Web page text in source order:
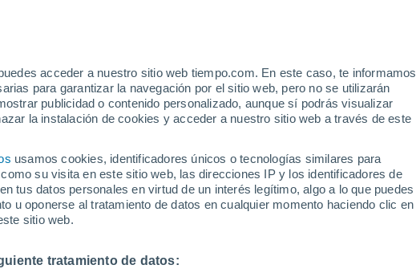
acceder a nuestro sitio web tiempo.com. En este caso, te informamos
para garantizar la navegación por el sitio web, pero no se utilizarán
publicidad o contenido personalizado, aunque sí podrás visualizar
la instalación de cookies y acceder a nuestro sitio web a través de este
usamos cookies, identificadores únicos o tecnologías similares para
su visita en este sitio web, las direcciones IP y los identificadores de
tus datos personales en virtud de un interés legítimo, algo a lo que puedes
u oponerse al tratamiento de datos en cualquier momento haciendo clic en
sitio web.
tratamiento de datos:
Catamarruch
Catral
Cavafría
Cela de Nuñez
Chines
Chinorlet